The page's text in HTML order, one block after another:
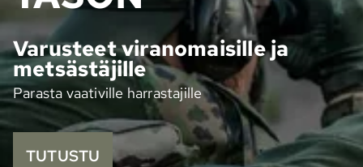
Varusteet viran­omaisille ja
metsäs­täjille
Parasta vaativille harras­tajille
TUTUSTU